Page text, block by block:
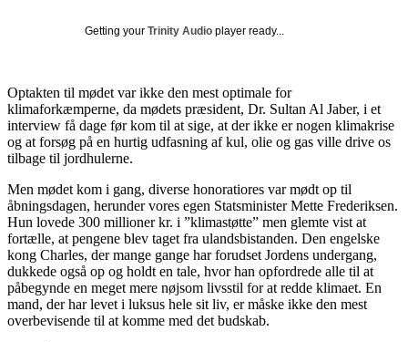
Getting your Trinity Audio player ready...
Optakten til mødet var ikke den mest optimale for
klimaforkæmperne, da mødets præsident, Dr. Sultan Al Jaber, i et
interview få dage før kom til at sige, at der ikke er nogen klimakrise
og at forsøg på en hurtig udfasning af kul, olie og gas ville drive os
tilbage til jordhulerne.
Men mødet kom i gang, diverse honoratiores var mødt op til
åbningsdagen, herunder vores egen Statsminister Mette Frederiksen.
Hun lovede 300 millioner kr. i ”klimastøtte” men glemte vist at
fortælle, at pengene blev taget fra ulandsbistanden. Den engelske
kong Charles, der mange gange har forudset Jordens undergang,
dukkede også op og holdt en tale, hvor han opfordrede alle til at
påbegynde en meget mere nøjsom livsstil for at redde klimaet. En
mand, der har levet i luksus hele sit liv, er måske ikke den mest
overbevisende til at komme med det budskab.